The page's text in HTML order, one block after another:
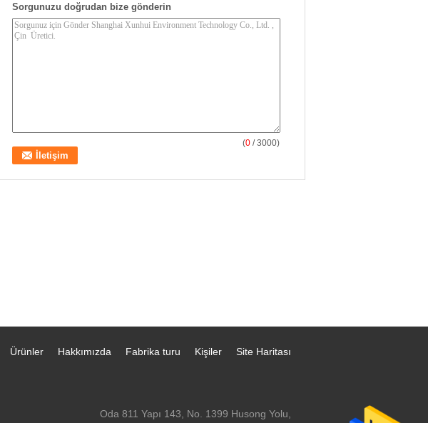
Sorgunuzu doğrudan bize gönderin
(0 / 3000)
Site Haritası
Kişiler
Fabrika turu
Hakkımızda
Ürünler
Oda 811 Yapı 143, No. 1399 Husong Yolu,